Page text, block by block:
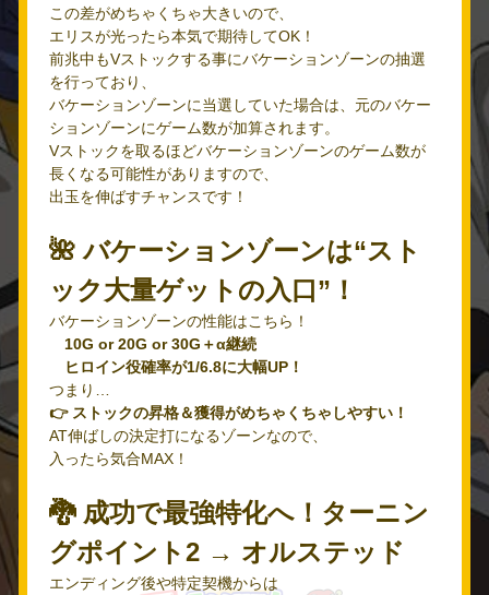
この差がめちゃくちゃ大きいので、
エリスが光ったら本気で期待してOK！
前兆中もVストックする事にバケーションゾーンの抽選
を行っており、
バケーションゾーンに当選していた場合は、元のバケー
ションゾーンにゲーム数が加算されます。
Vストックを取るほどバケーションゾーンのゲーム数が
長くなる可能性がありますので、
出玉を伸ばすチャンスです！
🌺 バケーションゾーンは“スト
ック大量ゲットの入口”！
バケーションゾーンの性能はこちら！
10G or 20G or 30G＋α継続
ヒロイン役確率が1/6.8に大幅UP！
つまり…
👉 ストックの昇格＆獲得がめちゃくちゃしやすい！
AT伸ばしの決定打になるゾーンなので、
入ったら気合MAX！
🐉 成功で最強特化へ！ターニン
グポイント2 → オルステッド
エンディング後や特定契機からは